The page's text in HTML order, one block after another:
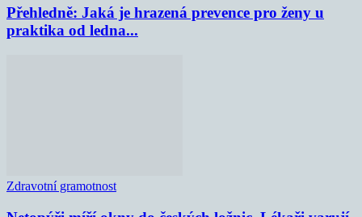
Přehledně: Jaká je hrazená prevence pro ženy u
praktika od ledna...
Zdravotní gramotnost